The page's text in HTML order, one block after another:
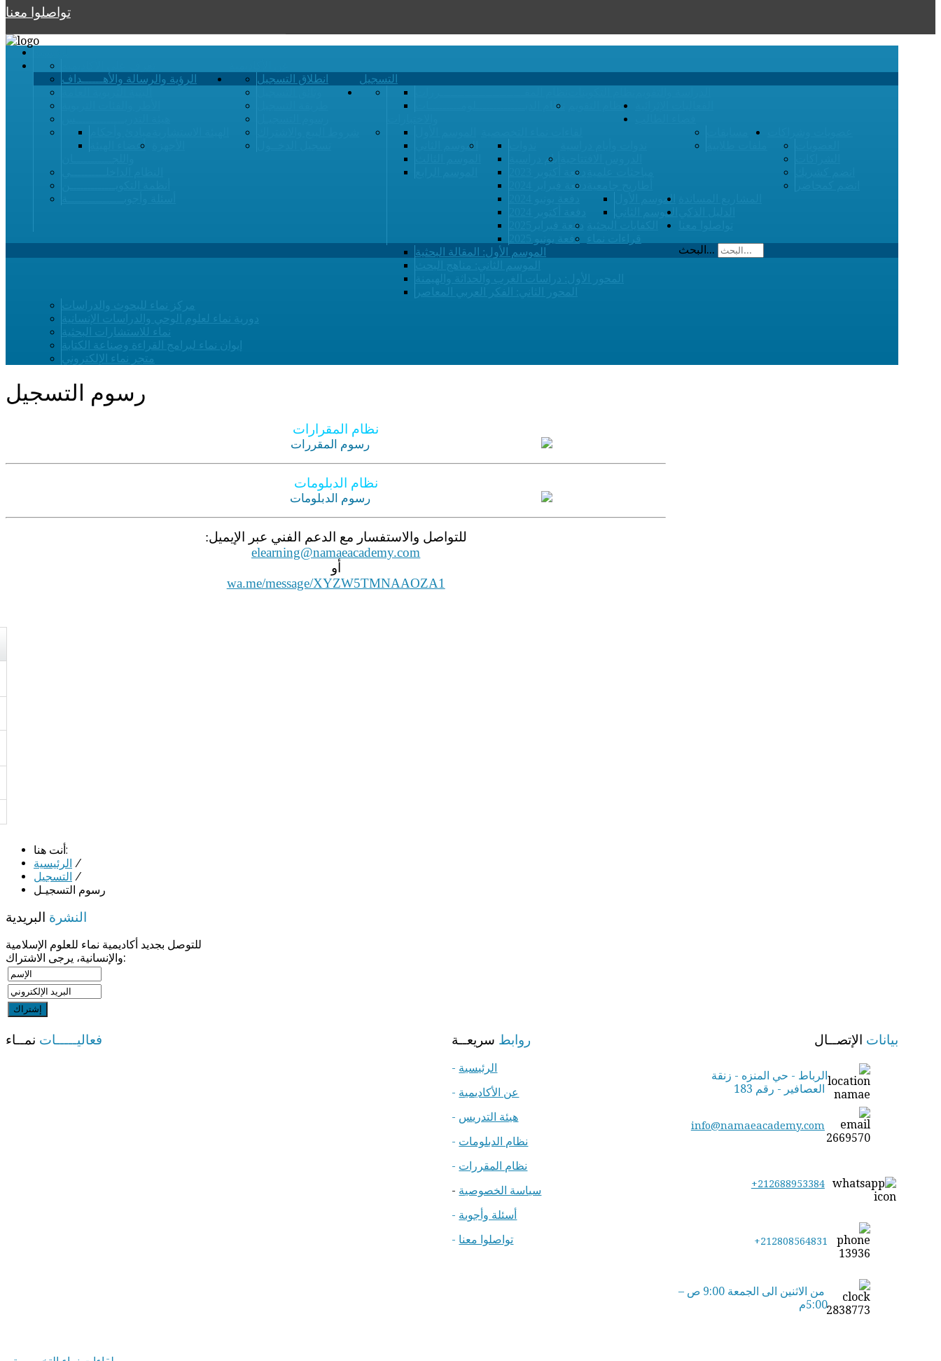
تواصلوا معنا
الرؤية والرسالة والأهــــــداف
أعضاء الهيئة
التسجيل
انطلاق التسجيل
نظام الدبــــــــــــــلومـــــــــات
نظام التقويم
الموسم الثاني
أيام دراسية
دفعة أكتوبر 2023
دفعة فبراير 2024
دفعة فبراير2025
دفعة يونيو 2025
الموسم الأول
الموسم الثاني
الموسم الأول: المقالة البحثية
نماء للاستشارات البحثية
إيوان نماء لبرامج القراءة وصناعة الكتابة
متجر نماء الإلكتروني
البحث...
رسوم التسجيل
نظام المقرارات
نظام الدبلومات
للتواصل والاستفسار مع الدعم الفني عبر الإيميل:
elearning@namaeacademy.com
أو
wa.me/message/XYZW5TMNAAOZA1
أنت هنا:
الرئيسية /
التسجيل /
رسوم التسجيـل
النشرة البريدية
للتوصل بجديد أكاديمية نماء للعلوم الإسلامية
والإنسانية، يرجى الاشتراك:
بيانات الإتصــال
الرباط - حي المنزه - زنقة
info@namaeacademy.com
+212688953384
+212808564831
من الاثنين الى الجمعة 9:00 ص –
5:00م
روابط سريعــة
- الرئيسية
- عن الأكاديمية
- هيئة التدريس
- نظام الدبلومات
- نظام المقررات
- سياسة الخصوصية
- أسئلة وأجوبة
- تواصلوا معنا
فعاليـــــات نمــاء